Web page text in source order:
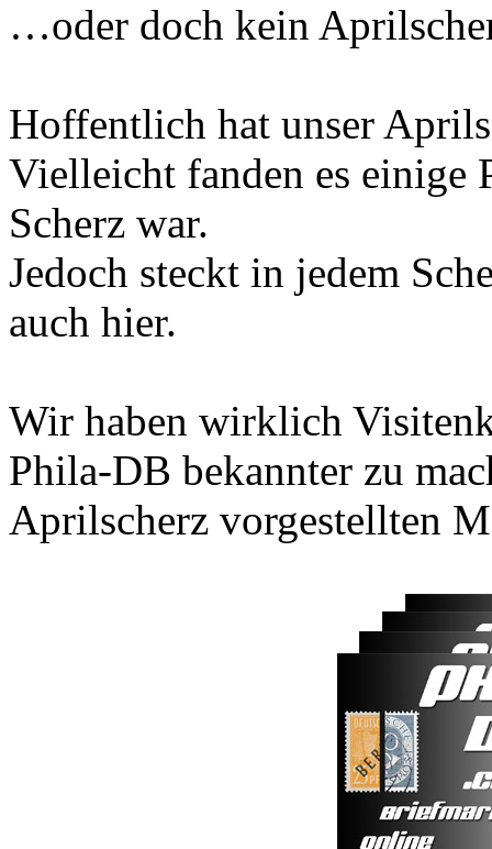
…oder doch kein
Hoffentlich hat unser
Vielleicht fanden es einige
Scherz war.
Jedoch steckt in jedem
auch hier.
Wir haben wirklich
Phila-DB bekannter zu
Aprilscherz vorgestellten